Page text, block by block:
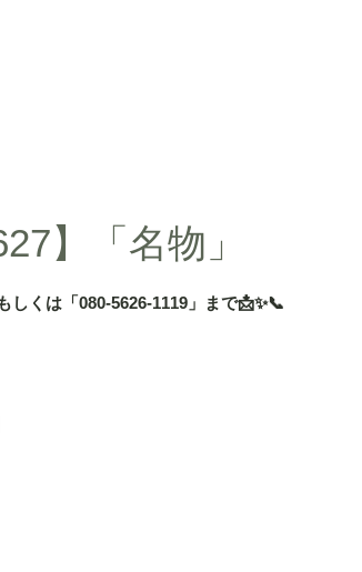
】「名物」
くは「080-5626-1119」まで📩✨📞